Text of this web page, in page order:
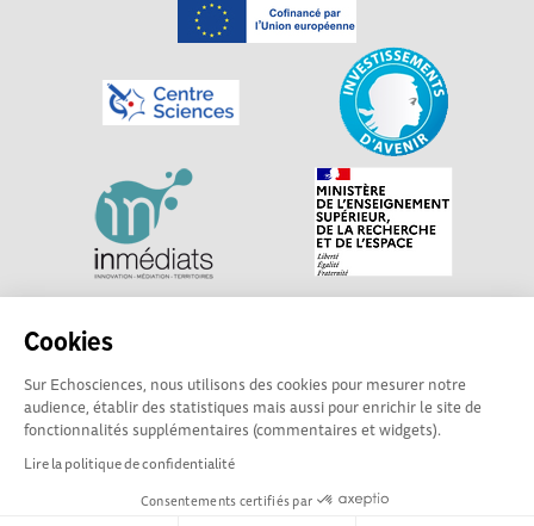
Cookies
Sur Echosciences, nous utilisons des cookies pour mesurer notre
audience, établir des statistiques mais aussi pour enrichir le site de
fonctionnalités supplémentaires (commentaires et widgets).
Lire la politique de confidentialité
Consentements certifiés par
Explorer, s’exprimer, rentrer en contact : Echosciences
sciences et de technologies du territoire. Propulsé par
Centre•Sciences/ Contact : echosciences@centre-
sciences.fr
Mentions légales|Politique de confidentialité